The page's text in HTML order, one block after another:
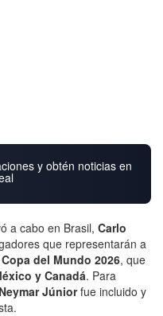
y obtén noticias en
a cabo en Brasil, Carlo
que representarán a
Copa del Mundo 2026, que
y Canadá. Para
Neymar Júniorfue incluido y